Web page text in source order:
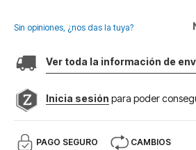
galería
imágenes
Sin opiniones, ¿nos das la tuya?
Ver toda la información de
Inicia sesión para poder
PAGO SEGURO CAMBIOS